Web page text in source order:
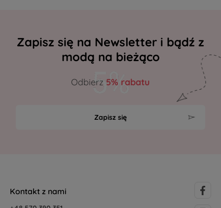
Zapisz się na Newsletter i bądź z
modą na bieżąco
Odbierz 5% rabatu
Zapisz się
Kontakt z nami